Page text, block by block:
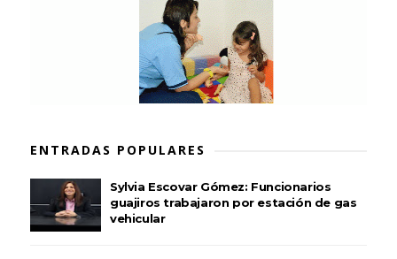
ENTRADAS POPULARES
Sylvia Escovar Gómez: Funcionarios
guajiros trabajaron por estación de gas
vehicular